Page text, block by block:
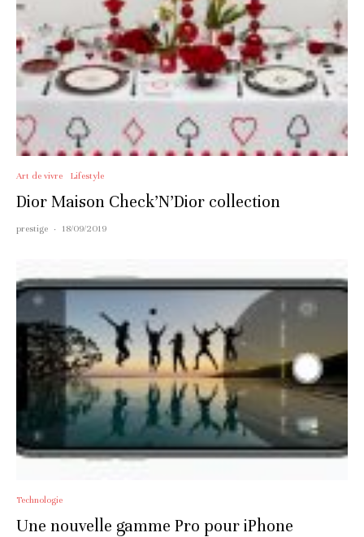
Art de vivre Lifestyle
Dior Maison Check’N’Dior collection
prestige · 18/09/2019
Technologie
Une nouvelle gamme Pro pour iPhone